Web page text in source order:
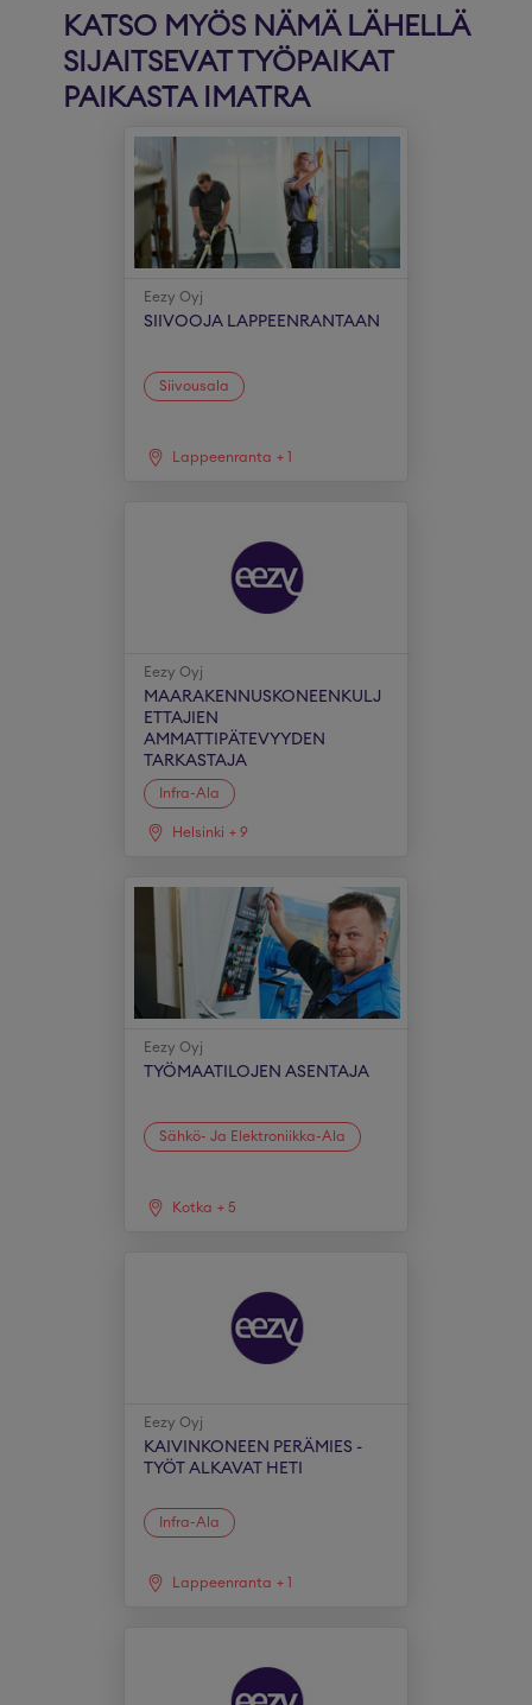
KATSO MYÖS NÄMÄ LÄHELLÄ
SIJAITSEVAT TYÖPAIKAT
PAIKASTA IMATRA
Eezy Oyj
SIIVOOJA LAPPEENRANTAAN
Siivousala
Lappeenranta + 1
Eezy Oyj
MAARAKENNUSKONEENKULJ
ETTAJIEN
AMMATTIPÄTEVYYDEN
TARKASTAJA
Infra-Ala
Helsinki + 9
Eezy Oyj
TYÖMAATILOJEN ASENTAJA
Sähkö- Ja Elektroniikka-Ala
Kotka + 5
Eezy Oyj
KAIVINKONEEN PERÄMIES -
TYÖT ALKAVAT HETI
Infra-Ala
Lappeenranta + 1